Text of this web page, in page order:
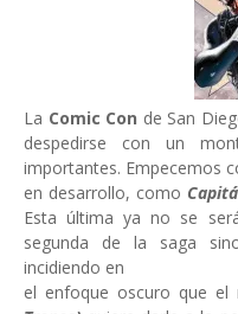
La Comic Con de San
despedirse con un
importantes. Empecemos
en desarrollo, como
Esta última ya no se
segunda de la saga
incidiendo en
el enfoque oscuro que el